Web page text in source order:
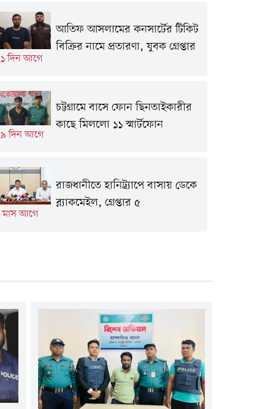
দিন আগে
আতিফ আসলামের কনসার্টের টিকিট
বিক্রির নামে প্রতারণা, যুবক গ্রেপ্তার
দিন আগে
চট্টগ্রামে বাসে ফোন ছিনতাইকারীর
কাছে মিললো ১১ স্মার্টফোন
মাস আগে
রাজধানীতে হানিট্র্যাপে বাসায় ডেকে
ব্ল্যাকমেইল, গ্রেপ্তার ৫